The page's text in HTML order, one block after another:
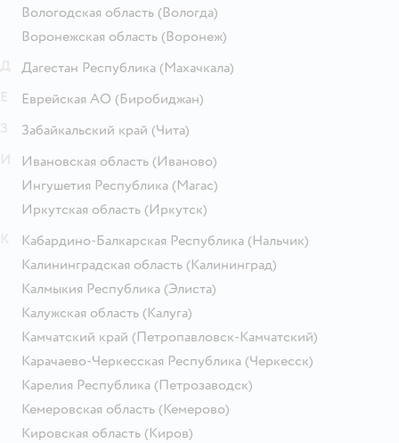
Вологодская область (Вологда)
Воронежская область (Воронеж)
Дагестан Республика (Махачкала)
Еврейская АО (Биробиджан)
Забайкальский край (Чита)
Ивановская область (Иваново)
Ингушетия Республика (Магас)
Иркутская область (Иркутск)
Кабардино-Балкарская Республика (Нальчик)
Калининградская область (Калининград)
Калмыкия Республика (Элиста)
Калужская область (Калуга)
Камчатский край (Петропавловск-Камчатский)
Карачаево-Черкесская Республика (Черкесск)
Карелия Республика (Петрозаводск)
Кемеровская область (Кемерово)
Кировская область (Киров)